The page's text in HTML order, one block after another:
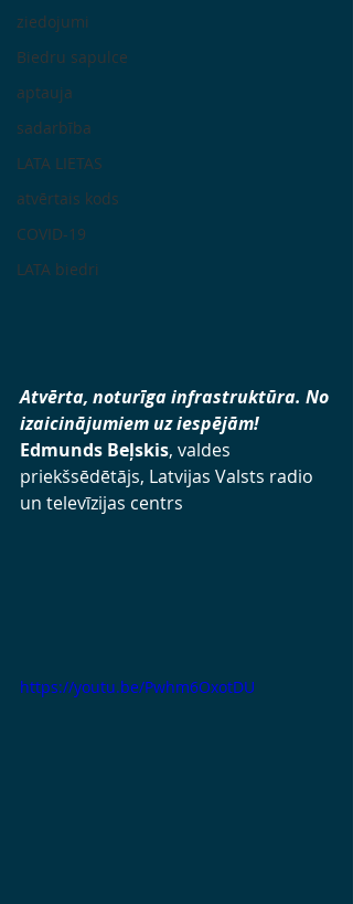
ziedojumi
Biedru sapulce
aptauja
sadarbība
LATA LIETAS
atvērtais kods
COVID-19
LATA biedri
Atvērta, noturīga infrastruktūra. No
izaicinājumiem uz iespējām!
Edmunds Beļskis, valdes
priekšsēdētājs, Latvijas Valsts radio
un televīzijas centrs
https://youtu.be/Pwhm6OxotDU